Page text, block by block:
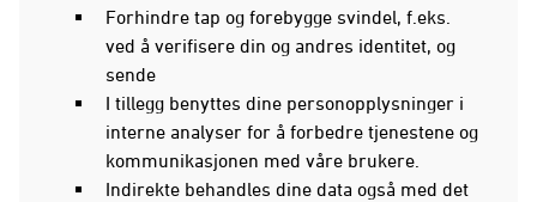
Forhindre tap og forebygge svindel, f.eks.
ved å verifisere din og andres identitet, og
sende
I tillegg benyttes dine personopplysninger i
interne analyser for å forbedre tjenestene og
kommunikasjonen med våre brukere.
Indirekte behandles dine data også med det